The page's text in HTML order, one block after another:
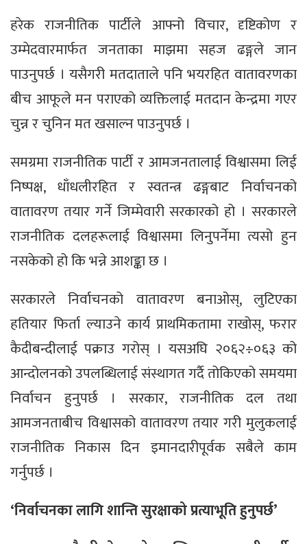
हरेक राजनीतिक पार्टीले आफ्नो विचार, दृष्टिकोण र
उम्मेदवारमार्फत जनताका माझमा सहज ढङ्गले जान
पाउनुपर्छ । यसैगरी मतदाताले पनि भयरहित वातावरणका
बीच आफूले मन पराएको व्यक्तिलाई मतदान केन्द्रमा गएर
चुन्न र चुनिन मत खसाल्न पाउनुपर्छ ।
समग्रमा राजनीतिक पार्टी र आमजनतालाई विश्वासमा लिई
निष्पक्ष, धाँधलीरहित र स्वतन्त्र ढङ्गबाट निर्वाचनको
वातावरण तयार गर्ने जिम्मेवारी सरकारको हो । सरकारले
राजनीतिक दलहरूलाई विश्वासमा लिनुपर्नेमा त्यसो हुन
नसकेको हो कि भन्ने आशङ्का छ ।
सरकारले निर्वाचनको वातावरण बनाओस्, लुटिएका
हतियार फिर्ता ल्याउने कार्य प्राथमिकतामा राखोस्, फरार
कैदीबन्दीलाई पक्राउ गरोस् । यसअघि २०६२÷०६३ को
आन्दोलनको उपलब्धिलाई संस्थागत गर्दै तोकिएको समयमा
निर्वाचन हुनुपर्छ । सरकार, राजनीतिक दल तथा
आमजनताबीच विश्वासको वातावरण तयार गरी मुलुकलाई
राजनीतिक निकास दिन इमानदारीपूर्वक सबैले काम
गर्नुपर्छ ।
‘निर्वाचनका लागि शान्ति सुरक्षाको प्रत्याभूति हुनुपर्छ’